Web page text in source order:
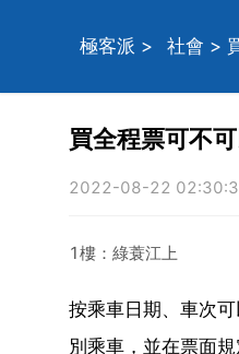
極客派 > 社會 >
買全程票可不
2022-08-22
1樓：綠蓑江上
按乘車日期、車次
別乘車，並在票面